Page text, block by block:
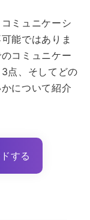
ミュニケーシ
能ではありま
コミュニケー
点、そしてどの
について紹介
する